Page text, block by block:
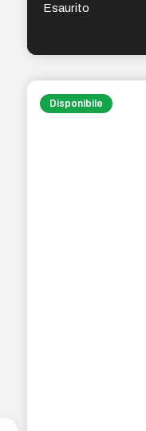
Esaurito
Disponibile